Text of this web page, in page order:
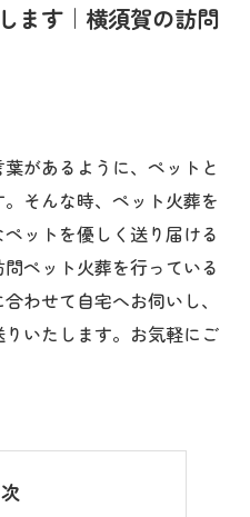
ます｜横須賀の訪問
があるように、ペットと
そんな時、ペット火葬を
ットを優しく送り届ける
ペット火葬を行っている
わせて自宅へお伺いし、
いたします。お気軽にご